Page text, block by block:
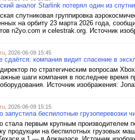
аналог Starlink потерял один из
спутниковая группировка
на орбиту 23 марта 2026 года,
n2yo.com и celestrak.org. Источник
, 2026-06-09 15:45
сдаётся: компания видит спасение в
по стратегическим вопросам
шаги компания в последнее время
Источник изображения:
, 2026-06-09 15:15
запустила беспилотные грузоперевозки
стала первым крупным производителем
продукции на беспилотных грузовых